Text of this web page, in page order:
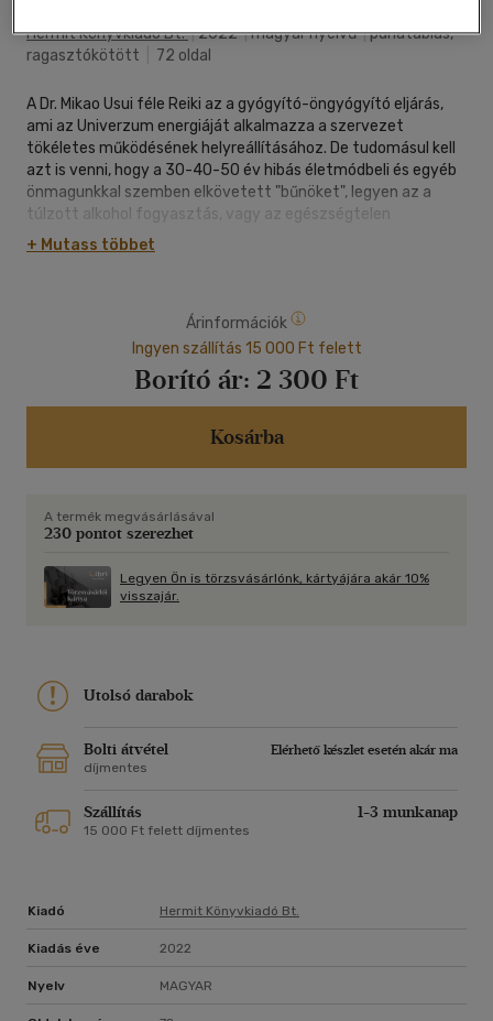
Hermit Könyvkiadó Bt.|2022|magyar nyelvű|puhatáblás,
ragasztókötött
72 oldal
A Dr. Mikao Usui féle Reiki az a gyógyító-öngyógyító eljárás,
ami az Univerzum energiáját alkalmazza a szervezet
tökéletes működésének helyreállításához. De tudomásul kell
azt is venni, hogy a 30-40-50 év hibás életmódbeli és egyéb
önmagunkkal szemben elkövetett "bűnöket", legyen az a
túlzott alkohol fogyasztás, vagy az egészségtelen
táplálkozás stb. meg kell, hogy változtassuk, mert a
gyógyulás csak így következhet be. Nincs az a csodaszer, ami
+ Mutass többet
Árinformációk
Ingyen szállítás 15 000 Ft felett
Borító ár: 2 300 Ft
Kosárba
A termék megvásárlásával
230 pontot szerezhet
Legyen Ön is törzsvásárlónk, kártyájára akár 10%
visszajár.
Utolsó darabok
Bolti átvétel
Elérhető készlet esetén akár ma
díjmentes
Szállítás 1-3 munkanap
15 000 Ft felett díjmentes
Kiadó Hermit Könyvkiadó Bt.
Kiadás éve 2022
Nyelv MAGYAR